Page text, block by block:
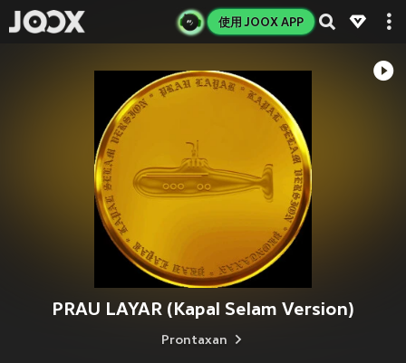
使用 JOOX APP
PRAU LAYAR (Kapal Selam Version)
Prontaxan